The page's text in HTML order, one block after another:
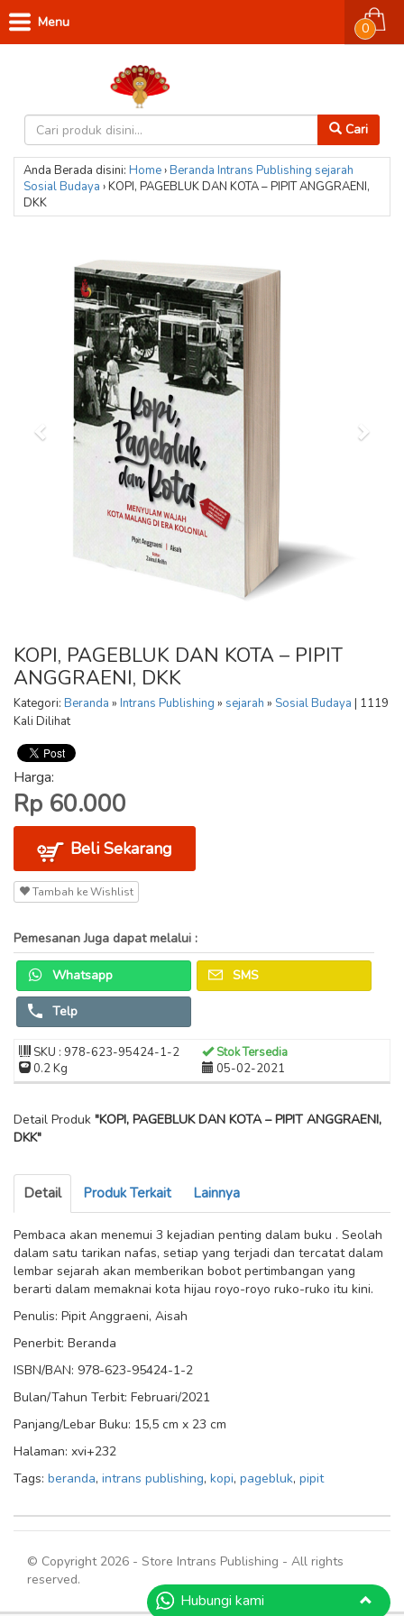
Cari
0
Menu
Anda Berada disini: Home›Beranda Intrans Publishing sejarah
Sosial Budaya ›KOPI, PAGEBLUK DAN KOTA – PIPIT ANGGRAENI,
DKK
KOPI, PAGEBLUK DAN KOTA – PIPIT
ANGGRAENI, DKK
Kategori: Beranda » Intrans Publishing » sejarah » Sosial Budaya | 1119
Kali Dilihat
Harga:
Rp 60.000
Beli Sekarang
Tambah ke Wishlist
Pemesanan Juga dapat melalui :
Whatsapp SMS
Telp
SKU : 978-623-95424-1-2
Stok Tersedia
0.2 Kg
05-02-2021
Detail Produk "KOPI, PAGEBLUK DAN KOTA – PIPIT ANGGRAENI,
DKK"
Detail Produk Terkait Lainnya
Pembaca akan menemui 3 kejadian penting dalam buku . Seolah
dalam satu tarikan nafas, setiap yang terjadi dan tercatat dalam
lembar sejarah akan memberikan bobot pertimbangan yang
berarti dalam memaknai kota hijau royo-royo ruko-ruko itu kini.
Penulis: Pipit Anggraeni, Aisah
Penerbit: Beranda
ISBN/BAN: 978-623-95424-1-2
Bulan/Tahun Terbit: Februari/2021
Panjang/Lebar Buku: 15,5 cm x 23 cm
Halaman: xvi+232
Tags: beranda, intrans publishing, kopi, pagebluk, pipit
© Copyright 2026 - Store Intrans Publishing - All rights
reserved.
Hubungi kami